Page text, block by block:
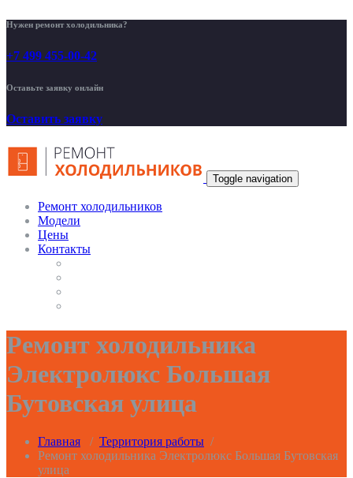
Нужен ремонт холодильника?
+7 499 455-00-42
Оставьте заявку онлайн
Оставить заявку
Toggle navigation
Ремонт холодильников
Модели
Цены
Контакты
Ремонт холодильника
Электролюкс Большая
Бутовская улица
Главная / Территория работы /
Ремонт холодильника Электролюкс Большая Бутовская
улица